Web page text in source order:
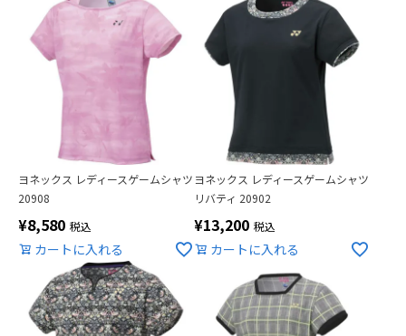
ヨネックス レディースゲームシャツ
20908
¥8,580 税込
カートに入れる
ヨネックス レディースゲームシャツ
リバティ 20902
¥13,200 税込
カートに入れる